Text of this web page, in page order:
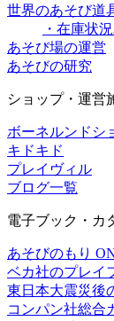
世界のあそび道
・在庫状
あそび場の運営
あそびの研究
ショップ・運営
ボーネルンドシ
キドキド
プレイヴィル
ブログ一覧
電子ブック・カ
あそびのもり
ベカ社のプレイ
東日本大震災後
コンパン社総合